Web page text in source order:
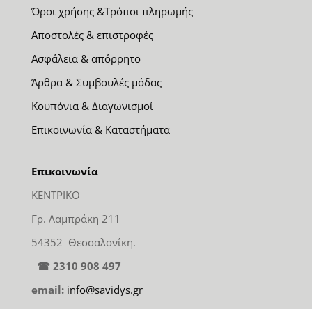
Όροι χρήσης &Τρόποι πληρωμής
Αποστολές & επιστροφές
Ασφάλεια & απόρρητο
Άρθρα & Συμβουλές μόδας
Κουπόνια & Διαγωνισμοί
Επικοινωνία & Καταστήματα
Επικοινωνία
ΚΕΝΤΡΙΚΟ
Γρ. Λαμπράκη 211
54352 Θεσσαλονίκη.
☎ 2310 908 497
email: info@savidys.gr